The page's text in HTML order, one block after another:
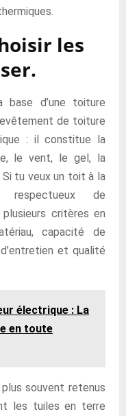
les
d’une toiture
de toiture
: il constitue la
le vent, le gel, la
tu veux un toit à la
de
plusieurs critères en
capacité de
et qualité
électrique : La
en toute
souvent retenus
les tuiles en terre